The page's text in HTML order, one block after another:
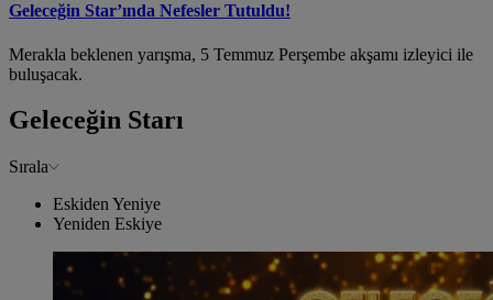
Geleceğin Star’ında Nefesler Tutuldu!
Merakla beklenen yarışma, 5 Temmuz Perşembe akşamı izleyici ile
buluşacak.
Geleceğin Starı
Sırala
Eskiden Yeniye
Yeniden Eskiye